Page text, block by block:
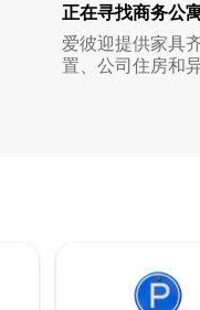
正在寻找商务公
爱彼迎提供家具
置、公司住房和